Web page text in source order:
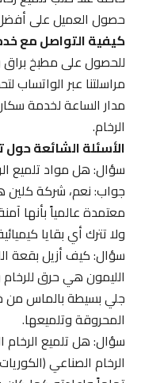
حصول العميل على أفضل
كيفية التواصل مع
للحصول على مطبخ براق
مراسلتنا عبر الواتساب
مدار الساعة لخدمة
الرخام.
الأسئلة الشائعة حول
سؤال: هل مواد تلميع
جواب: نعم، شركة كلين
معتمدة عالمياً بأنها
ولا تترك أي بقايا كيميائية
سؤال: كيف أزيل بقعة
الليمون هي حرق للرخام
جلي بسيطة بالماس من
المحروقة وتلميعها.
سؤال: هل تلميع الرخام
الرخام الصناعي